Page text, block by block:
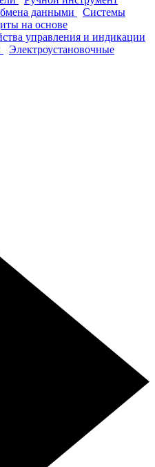
данными
Системы
на основе
управления и индикации
Электроустановочные